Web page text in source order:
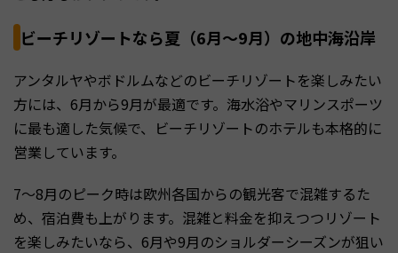
ビーチリゾートなら夏（6月〜9月）の地中海沿岸
アンタルヤやボドルムなどのビーチリゾートを楽しみたい
方には、6月から9月が最適です。海水浴やマリンスポーツ
に最も適した気候で、ビーチリゾートのホテルも本格的に
営業しています。
7〜8月のピーク時は欧州各国からの観光客で混雑するた
め、宿泊費も上がります。混雑と料金を抑えつつリゾート
を楽しみたいなら、6月や9月のショルダーシーズンが狙い